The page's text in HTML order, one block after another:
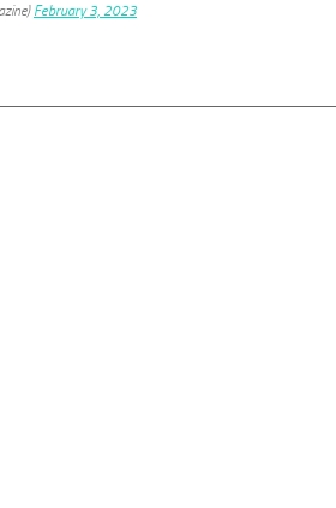
February 3, 2023